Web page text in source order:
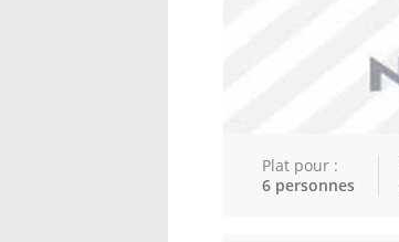
Plat pour :
6 personnes